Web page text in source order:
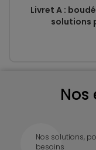
Livret A :
solutions
Nos solutions,
besoins